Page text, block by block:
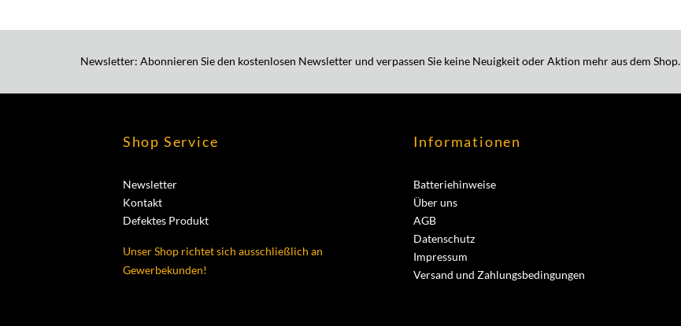
Newsletter: Abonnieren Sie den kostenlosen Newsletter und verpassen Sie keine Neuigkeit oder Aktion mehr aus dem Shop.
Shop Service
Newsletter
Kontakt
Defektes Produkt
Unser Shop richtet sich ausschließlich an
Gewerbekunden!
Informationen
Batteriehinweise
Über uns
AGB
Datenschutz
Impressum
Versand und Zahlungsbedingungen